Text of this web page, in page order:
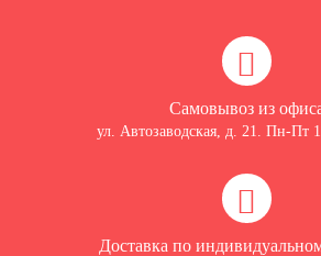
Самовывоз из
ул. Автозаводская, д. 21. Пн-Пт
Доставка по